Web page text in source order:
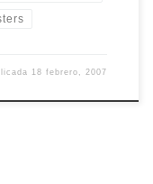
18 febrero, 2007